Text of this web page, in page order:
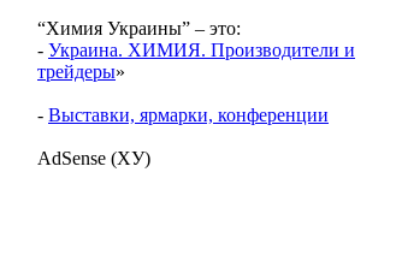
“Химия Украины” – это:
- Украина. ХИМИЯ. Производители и
трейдеры»
- Выставки, ярмарки, конференции
AdSense (ХУ)